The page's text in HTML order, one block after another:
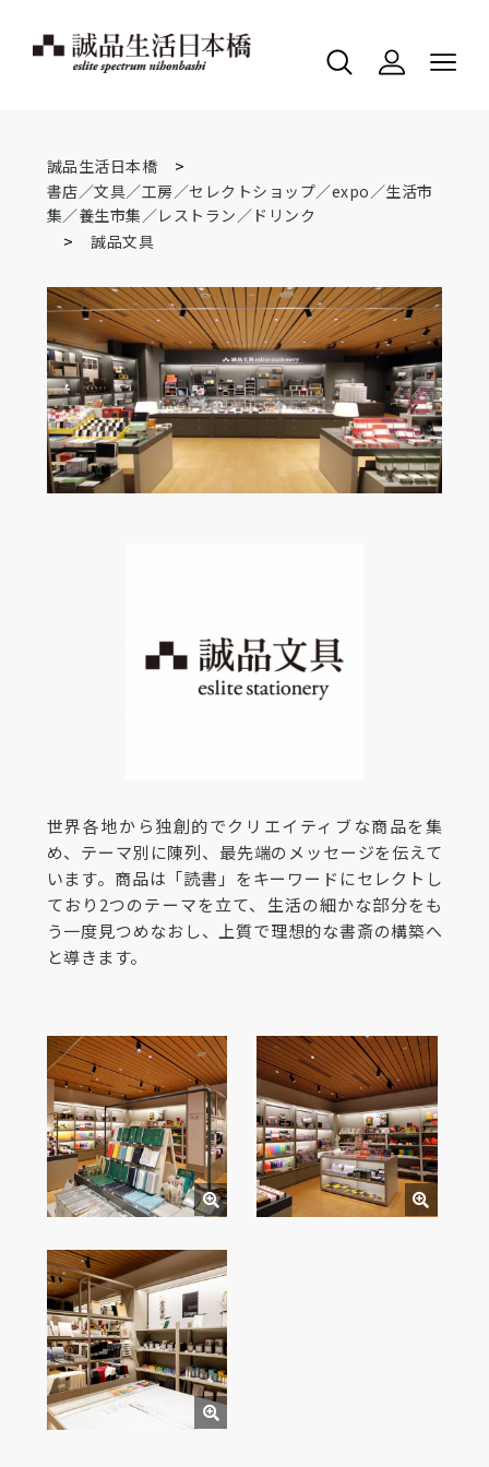
誠品生活日本橋 >
書店／文具／工房／セレクトショップ／expo／生活市
集／養生市集／レストラン／ドリンク
>誠品文具
世界各地から独創的でクリエイティブな商品を集
め、テーマ別に陳列、最先端のメッセージを伝えて
います。商品は「読書」をキーワードにセレクトし
ており2つのテーマを立て、生活の細かな部分をも
う一度見つめなおし、上質で理想的な書斎の構築へ
と導きます。